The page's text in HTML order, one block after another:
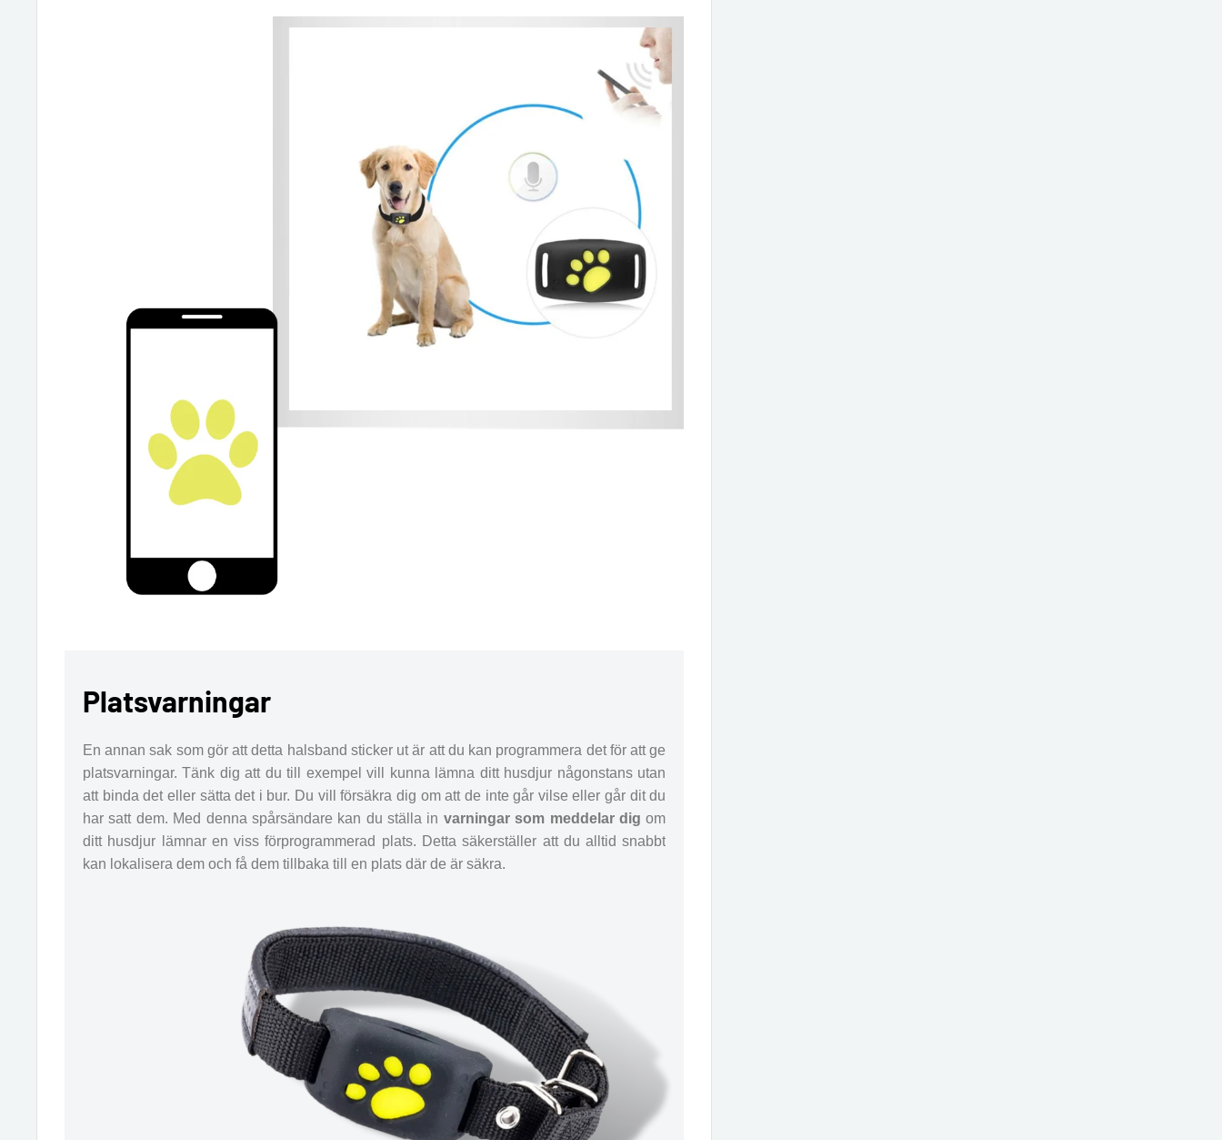
Platsvarningar
En annan sak som gör att detta halsband sticker ut är att du kan programmera det för att ge
platsvarningar. Tänk dig att du till exempel vill kunna lämna ditt husdjur någonstans utan
att binda det eller sätta det i bur. Du vill försäkra dig om att de inte går vilse eller går dit du
har satt dem. Med denna spårsändare kan du ställa in varningar som meddelar dig om
ditt husdjur lämnar en viss förprogrammerad plats. Detta säkerställer att du alltid snabbt
kan lokalisera dem och få dem tillbaka till en plats där de är säkra.